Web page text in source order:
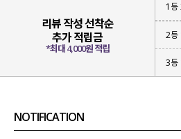
리뷰 작성 선착순
추가 적립금
*최대 4,000원 적립
1등
2등
3등
NOTIFICATION